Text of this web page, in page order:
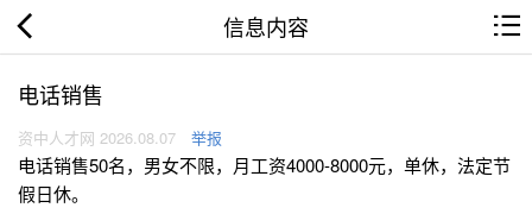
信息内容
电话销售
资中人才网 2026.08.07 举报
电话销售50名，男女不限，月工资4000-8000元，单休，法定节
假日休。